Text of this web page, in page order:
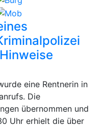
eine Rentnerin in
Die
übernommen und
Uhr erhielt die über